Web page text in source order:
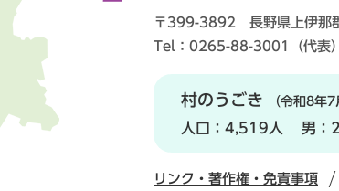
〒399-3892 長野県上伊那
Tel：0265-88-3001（代
村のうごき （令和8年7
人口： 4,519人 男：
リンク・著作権・免責事項